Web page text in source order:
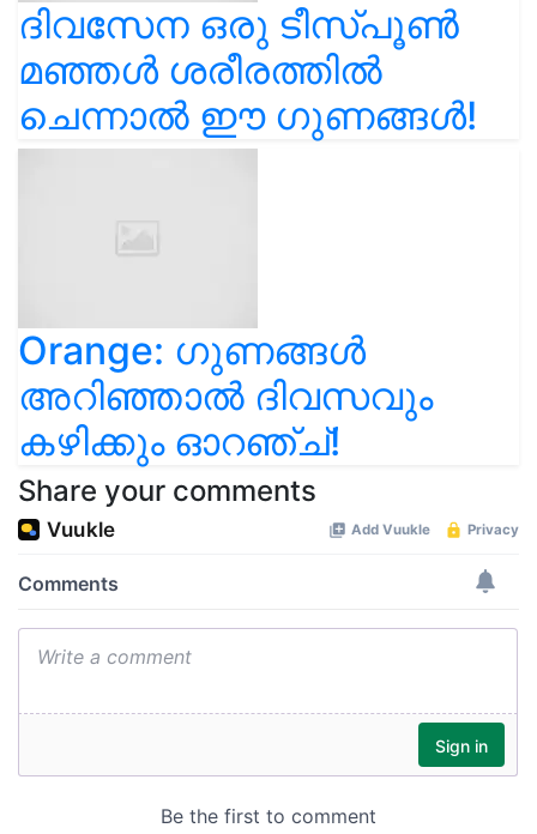
ദിവസേന ഒരു ടീസ്പൂണ്‍
മഞ്ഞള്‍ ശരീരത്തിൽ
ചെന്നാൽ ഈ ഗുണങ്ങൾ!
Orange: ഗുണങ്ങൾ
അറിഞ്ഞാൽ ദിവസവും
കഴിക്കും ഓറഞ്ച്!
Share your comments